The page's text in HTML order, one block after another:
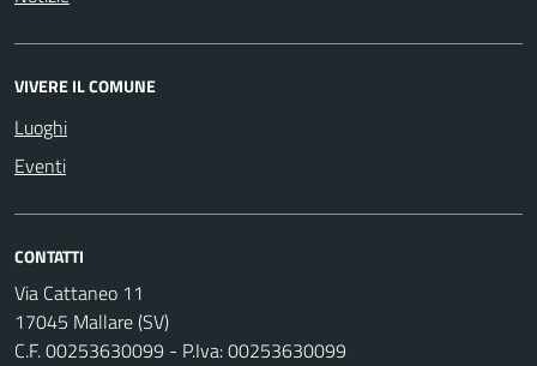
VIVERE IL COMUNE
Luoghi
Eventi
CONTATTI
Via Cattaneo 11
17045 Mallare (SV)
C.F. 00253630099 - P.Iva: 00253630099